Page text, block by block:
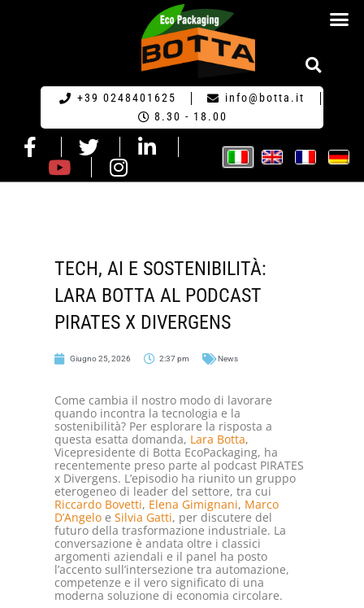
+39 0248401625
info@botta.it
8.30 - 18.00
TECH, AI E SOSTENIBILITÀ:
LARA BOTTA AL PODCAST
PIRATES X DIVERGENS
Giugno 25, 2026 2:37 pm News
Come cambia il nostro modo di lavorare
quando incontra la tecnologia e la
sostenibilità? Per esplorare la risposta a
questa esatta domanda, Lara Botta,
Vicepresidente di Botta EcoPackaging, ha
recentemente preso parte al podcast PIRATES
x Divergens. L’episodio ha riunito un gruppo
eterogeneo di leader del settore, tra cui
Riccardo Bovetti, Elena Gimignani, Marco
D’Angeloe Silvia Gatti, per discutere del
futuro della trasformazione industriale. La
conversazione è andata oltre i classici
argomenti aziendali e il panel ha posto
l’accento sull’intersezione tra automazione,
competenze e il vero significato di una
moderna soluzione di economia circolare.